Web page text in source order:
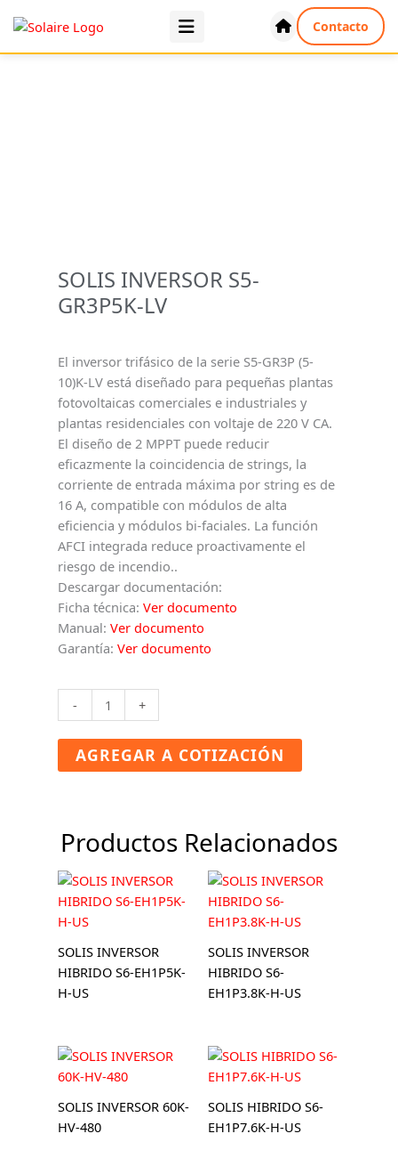
contenido
Contacto
SOLIS INVERSOR S5-
GR3P5K-LV
El inversor trifásico de la serie S5-GR3P (5-
10)K-LV está diseñado para pequeñas plantas
fotovoltaicas comerciales e industriales y
plantas residenciales con voltaje de 220 V CA.
El diseño de 2 MPPT puede reducir
eficazmente la coincidencia de strings, la
corriente de entrada máxima por string es de
16 A, compatible con módulos de alta
eficiencia y módulos bi-faciales. La función
AFCI integrada reduce proactivamente el
riesgo de incendio..
Descargar documentación:
Ficha técnica: Ver documento
Manual: Ver documento
Garantía: Ver documento
-
INVERSOR
S5-
GR3P5K-
+
AGREGAR A COTIZACIÓN
Productos Relacionados
SOLIS INVERSOR
HIBRIDO S6-EH1P5K-
H-US
SOLIS INVERSOR
HIBRIDO S6-
EH1P3.8K-H-US
SOLIS INVERSOR 60K-
HV-480
SOLIS HIBRIDO S6-
EH1P7.6K-H-US